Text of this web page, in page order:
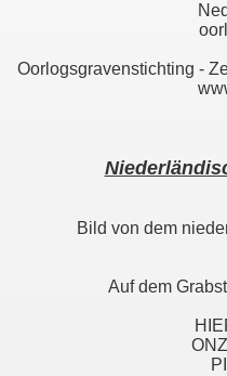
Oorlogsgravenstichting -
Bild von dem
Auf dem